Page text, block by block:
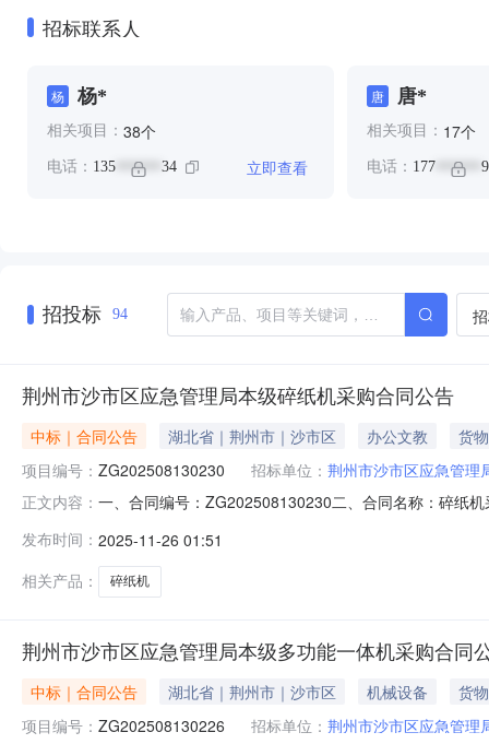
招标联系人
杨 杨*
相关项目： 38个
电话： 135 ****** 34 立即查看
唐 唐*
相关项目： 17个
电话： 177 ******
招投标 94
荆州市沙市区应急管理局本级碎纸机采购合同公告
中标｜合同公告 湖北省｜荆州市｜沙市区 办公文教
货物
项目编号： ZG202508130230 招标单位： 荆州市沙市区应急管理
正文内容： 一、合同编号：ZG202508130230二、合同名称：碎纸
系方式：15171195118六、合同主要信息1、主要标的
发布时间： 2025-11-26 01:51
相关产品：
碎纸机
荆州市沙市区应急管理局本级多功能一体机采购合同
中标｜合同公告 湖北省｜荆州市｜沙市区 机械设备
货物
项目编号： ZG202508130226 招标单位： 荆州市沙市区应急管理